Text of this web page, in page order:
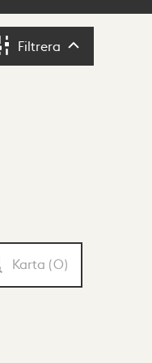
Filtrera Filtrera
Karta (0)